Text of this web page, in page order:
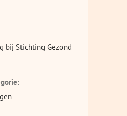
bij Stichting Gezond